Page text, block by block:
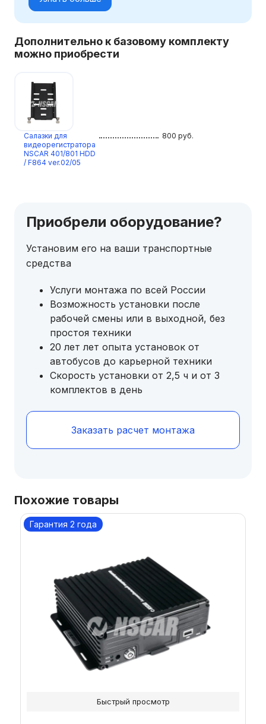
Дополнительно к базовому комплекту
можно приобрести
Салазки для
видеорегистратора
NSCAR 401/801 HDD
/ F864 ver.02/05
800 руб.
Приобрели оборудование?
Установим его на ваши транспортные
средства
Услуги монтажа по всей России
Возможность установки после
рабочей смены или в выходной, без
простоя техники
20 лет лет опыта установок от
автобусов до карьерной техники
Скорость установки от 2,5 ч и от 3
комплектов в день
Заказать расчет монтажа
Похожие товары
Гарантия 2 года
Быстрый просмотр